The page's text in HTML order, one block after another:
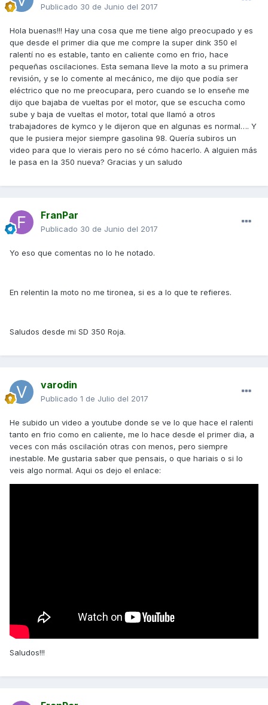
Publicado 30 de Junio del 2017
Hola buenas!!! Hay una cosa que me tiene algo preocupado y es
que desde el primer dia que me compre la super dink 350 el
ralentí no es estable, tanto en caliente como en frio, hace
pequeñas oscilaciones. Esta semana lleve la moto a su primera
revisión, y se lo comente al mecánico, me dijo que podía ser
eléctrico que no me preocupara, pero cuando se lo enseñe me
dijo que bajaba de vueltas por el motor, que se escucha como
sube y baja de vueltas el motor, total que llamó a otros
trabajadores de kymco y le dijeron que en algunas es normal…. Y
que le pusiera mejor siempre gasolina 98. Quería subiros un
video para que lo vierais pero no sé cómo hacerlo. A alguien más
le pasa en la 350 nueva? Gracias y un saludo
FranPar
Publicado 30 de Junio del 2017
Yo eso que comentas no lo he notado.
En relentin la moto no me tironea, si es a lo que te refieres.
Saludos desde mi SD 350 Roja.
varodin
Publicado 1 de Julio del 2017
He subido un video a youtube donde se ve lo que hace el ralenti
tanto en frio como en caliente, me lo hace desde el primer dia, a
veces con más oscilación otras con menos, pero siempre
inestable. Me gustaria saber que pensais, o que hariais o si lo
veis algo normal. Aqui os dejo el enlace:
Saludos!!!